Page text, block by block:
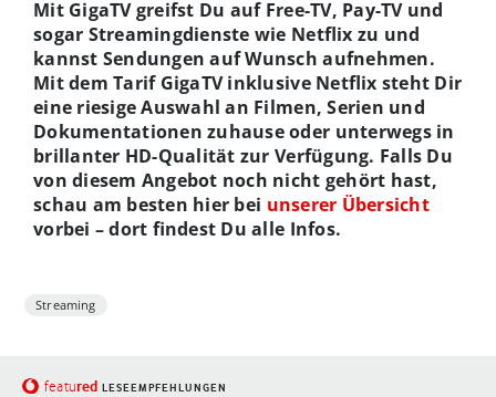
Mit GigaTV greifst Du auf Free-TV, Pay-TV und
sogar Streamingdienste wie Netflix zu und
kannst Sendungen auf Wunsch aufnehmen.
Mit dem Tarif GigaTV inklusive Netflix steht Dir
eine riesige Auswahl an Filmen, Serien und
Dokumentationen zuhause oder unterwegs in
brillanter HD-Qualität zur Verfügung. Falls Du
von diesem Angebot noch nicht gehört hast,
schau am besten hier bei unserer Übersicht
vorbei – dort findest Du alle Infos.
Streaming
featured LESEEMPFEHLUNGEN